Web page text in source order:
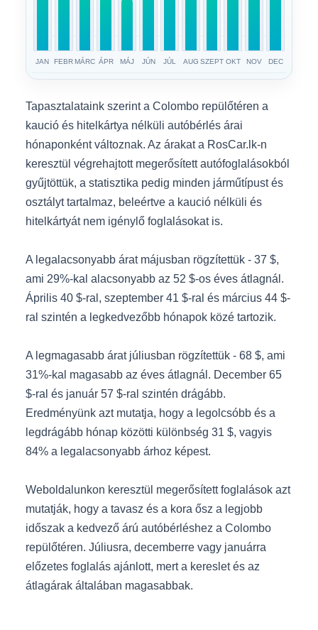
JAN FEBRMÁRC ÁPR MÁJ JÚN JÚL AUG SZEPT OKT NOV DEC
Tapasztalataink szerint a Colombo repülőtéren a
kaució és hitelkártya nélküli autóbérlés árai
hónaponként változnak. Az árakat a RosCar.lk-n
keresztül végrehajtott megerősített autófoglalásokból
gyűjtöttük, a statisztika pedig minden járműtípust és
osztályt tartalmaz, beleértve a kaució nélküli és
hitelkártyát nem igénylő foglalásokat is.
A legalacsonyabb árat májusban rögzítettük - 37 $,
ami 29%-kal alacsonyabb az 52 $-os éves átlagnál.
Április 40 $-ral, szeptember 41 $-ral és március 44 $-
ral szintén a legkedvezőbb hónapok közé tartozik.
A legmagasabb árat júliusban rögzítettük - 68 $, ami
31%-kal magasabb az éves átlagnál. December 65
$-ral és január 57 $-ral szintén drágább.
Eredményünk azt mutatja, hogy a legolcsóbb és a
legdrágább hónap közötti különbség 31 $, vagyis
84% a legalacsonyabb árhoz képest.
Weboldalunkon keresztül megerősített foglalások azt
mutatják, hogy a tavasz és a kora ősz a legjobb
időszak a kedvező árú autóbérléshez a Colombo
repülőtéren. Júliusra, decemberre vagy januárra
előzetes foglalás ajánlott, mert a kereslet és az
átlagárak általában magasabbak.